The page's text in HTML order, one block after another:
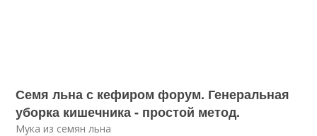
Семя льна с кефиром форум. Генеральная
уборка кишечника - простой метод.
Мука из семян льна